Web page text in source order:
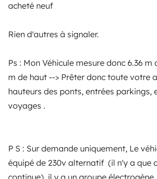
acheté neuf
Rien d'autres à signaler.
Ps : Mon Véhicule mesure donc 6.36 m
m de haut --> Prêter donc toute votre
hauteurs des ponts, entrées parkings,
voyages .
P S : Sur demande uniquement, Le
équipé de 230v alternatif (il n'y a que
continue) ,il y a un groupe électrogène .
Criar um anúncio
Assistências de aluguer
Ajuda proprietário
Modos de pagamento seguros